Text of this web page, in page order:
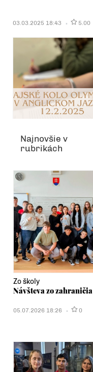
03.03.2025 18:43 5.00
Najnovšie v
rubrikách
Zo školy
Návšteva zo zahraničia
05.07.2026 18:26 0